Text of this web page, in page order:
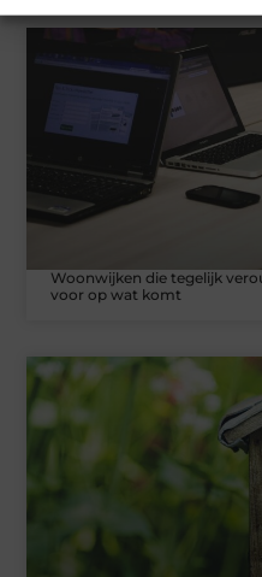
Woonwijken die tegelijk
voor op wat komt